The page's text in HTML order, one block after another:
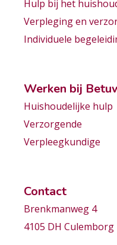
Hulp bij het
Verpleging en
Individuele
Werken bij
Huishoudelijke hulp
Verzorgende
Verpleegkundige
Contact
Brenkmanweg 4
4105 DH Culemborg